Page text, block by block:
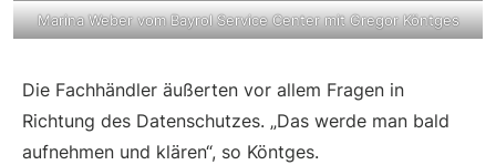
Marina Weber vom Bayrol Service Center mit Gregor Köntges
Die Fachhändler äußerten vor allem Fragen in
Richtung des Datenschutzes. „Das werde man bald
aufnehmen und klären“, so Köntges.